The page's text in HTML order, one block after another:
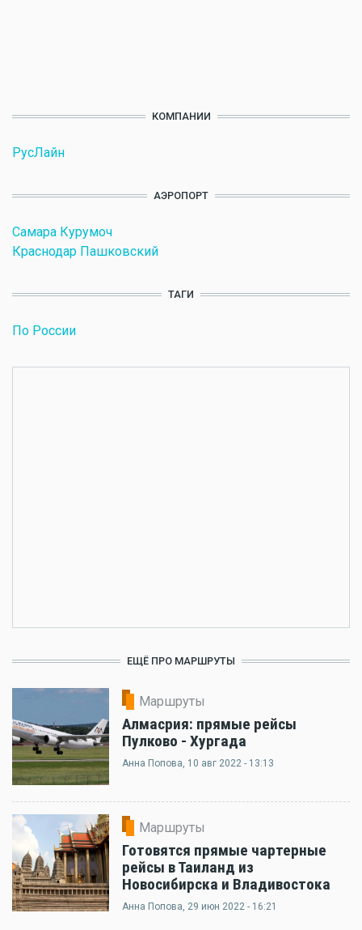
КОМПАНИИ
РусЛайн
АЭРОПОРТ
Самара Курумоч
Краснодар Пашковский
ТАГИ
По России
ЕЩЁ ПРО МАРШРУТЫ
Маршруты
Алмасрия: прямые рейсы
Пулково - Хургада
Анна Попова, 10 авг 2022 - 13:13
Маршруты
Готовятся прямые чартерные
рейсы в Таиланд из
Новосибирска и Владивостока
Анна Попова, 29 июн 2022 - 16:21